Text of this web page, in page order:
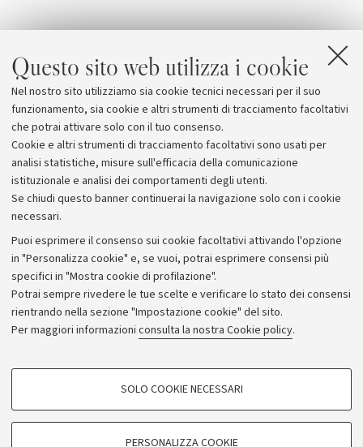
Questo sito web utilizza i cookie
Nel nostro sito utilizziamo sia cookie tecnici necessari per il suo
funzionamento, sia cookie e altri strumenti di tracciamento facoltativi
che potrai attivare solo con il tuo consenso.
Cookie e altri strumenti di tracciamento facoltativi sono usati per
analisi statistiche, misure sull'efficacia della comunicazione
istituzionale e analisi dei comportamenti degli utenti.
Se chiudi questo banner continuerai la navigazione solo con i cookie
necessari.
Puoi esprimere il consenso sui cookie facoltativi attivando l'opzione
in "Personalizza cookie" e, se vuoi, potrai esprimere consensi più
specifici in "Mostra cookie di profilazione".
Potrai sempre rivedere le tue scelte e verificare lo stato dei consensi
rientrando nella sezione "Impostazione cookie" del sito.
Per maggiori informazioni consulta la nostra Cookie policy.
COOKIE DI PROFILAZIONE - FACOLTATIVI
SOLO COOKIE NECESSARI
PERSONALIZZA COOKIE
governatore designato del Distretto 2070Giuseppe
Castagnoli,che ha ricordato l’impegno del Rotary per i
giovani meritevoli e il coordinatore dell’iniziativaMarco
Zoli.
Archivio
Comunicati stampa
Redazione
Rassegna stampa